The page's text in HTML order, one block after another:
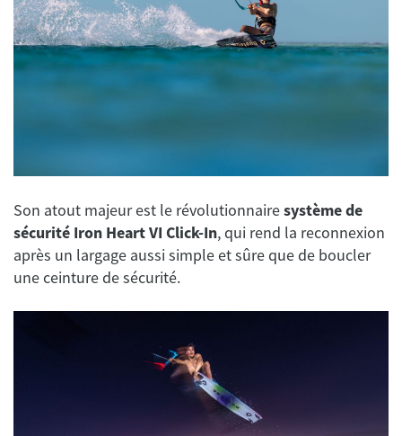
Son atout majeur est le révolutionnairesystème de
sécurité Iron Heart VI Click-In, qui rend la reconnexion
après un largage aussi simple et sûre que de boucler
une ceinture de sécurité.